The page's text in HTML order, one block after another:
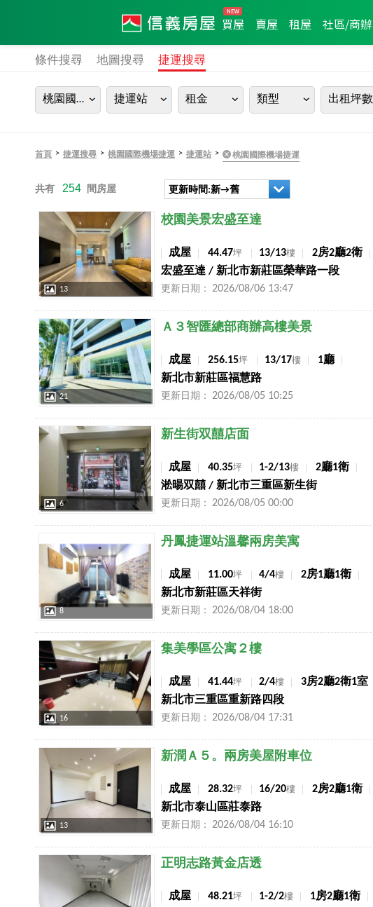
買屋 賣屋 租屋 社區/商辦
條件搜尋 地圖搜尋 捷運搜尋
桃園國際機場捷運 捷運站 租金 類型 出租坪數
首頁 > 捷運搜尋 > 桃園國際機場捷運 > 捷運站 > 桃園國際機場捷運
共有 254 間房屋 更新時間:新→舊
店長推薦
13
校園美景宏盛至達
成屋 44.47坪 13/13樓
2房2廳2衛
宏盛至達 / 新北市新莊區榮華路一段
更新日期： 2026/08/06 13:47
店長推薦
21
Ａ３智匯總部商辦高樓美景
成屋 256.15坪 13/17樓
1廳
新北市新莊區福慧路
更新日期： 2026/08/05 10:25
店長推薦
6
新生街双囍店面
成屋 40.35坪 1-2/13樓
2廳1衛
淞暘双囍 / 新北市三重區新生街
更新日期： 2026/08/05 00:00
8
丹鳳捷運站溫馨兩房美寓
成屋 11.00坪 4/4樓
2房1廳1衛
新北市新莊區天祥街
更新日期： 2026/08/04 18:00
店長推薦
16
集美學區公寓２樓
成屋 41.44坪 2/4樓
3房2廳2衛1室
新北市三重區重新路四段
更新日期： 2026/08/04 17:31
13
新潤Ａ５。兩房美屋附車位
成屋 28.32坪 16/20樓
2房2廳1衛
新北市泰山區莊泰路
更新日期： 2026/08/04 16:10
店長推薦 正明志路黃金店透
成屋 48.21坪 1-2/2樓
1房2廳1衛